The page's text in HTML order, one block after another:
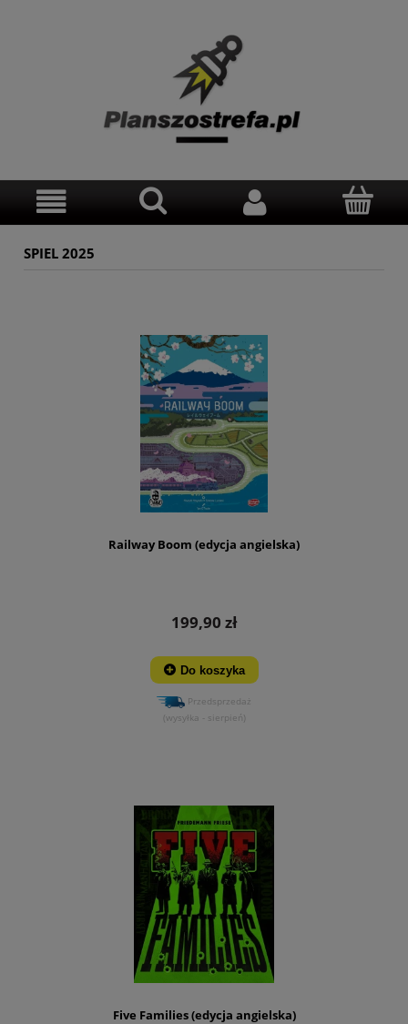
SPIEL 2025
Railway Boom (edycja angielska)
199,90 zł
Do koszyka
Przedsprzedaż
(wysyłka - sierpień)
Five Families (edycja angielska)